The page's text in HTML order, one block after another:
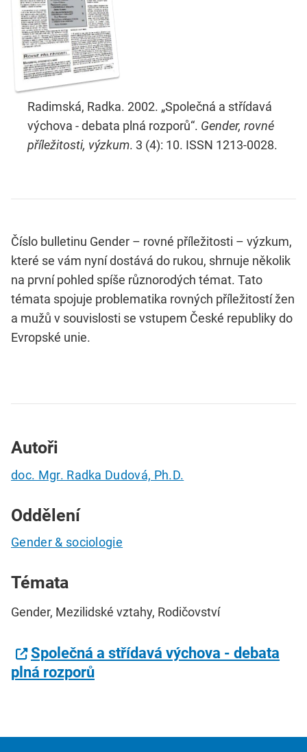
Radimská, Radka. 2002. „Společná a střídavá
výchova - debata plná rozporů“. Gender, rovné
příležitosti, výzkum. 3 (4): 10. ISSN 1213-0028.
Číslo bulletinu Gender – rovné příležitosti – výzkum,
které se vám nyní dostává do rukou, shrnuje několik
na první pohled spíše různorodých témat. Tato
témata spojuje problematika rovných příležitostí žen
a mužů v souvislosti se vstupem České republiky do
Evropské unie.
Autoři
doc. Mgr. Radka Dudová, Ph.D.
Oddělení
Gender & sociologie
Témata
Gender, Mezilidské vztahy, Rodičovství
Společná a střídavá výchova - debata
plná rozporů